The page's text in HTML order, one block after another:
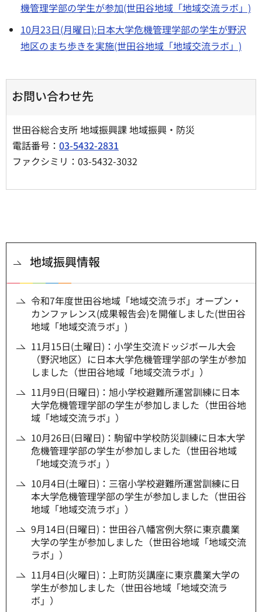
機管理学部の学生が参加(世田谷地域「地域交流ラボ」)
10月23日(月曜日):日本大学危機管理学部の学生が野沢
地区のまち歩きを実施(世田谷地域「地域交流ラボ」)
お問い合わせ先
世田谷総合支所 地域振興課 地域振興・防災
電話番号： 03-5432-2831
ファクシミリ：03-5432-3032
地域振興情報
令和7年度世田谷地域「地域交流ラボ」オープン・
カンファレンス(成果報告会)を開催しました(世田谷
地域「地域交流ラボ」)
11月15日(土曜日)：小学生交流ドッジボール大会
（野沢地区）に日本大学危機管理学部の学生が参加
しました（世田谷地域「地域交流ラボ」）
11月9日(日曜日)：旭小学校避難所運営訓練に日本
大学危機管理学部の学生が参加しました（世田谷地
域「地域交流ラボ」）
10月26日(日曜日)：駒留中学校防災訓練に日本大学
危機管理学部の学生が参加しました（世田谷地域
「地域交流ラボ」）
10月4日(土曜日)：三宿小学校避難所運営訓練に日
本大学危機管理学部の学生が参加しました（世田谷
地域「地域交流ラボ」）
9月14日(日曜日)：世田谷八幡宮例大祭に東京農業
大学の学生が参加しました（世田谷地域「地域交流
ラボ」）
11月4日(火曜日)：上町防災講座に東京農業大学の
学生が参加しました（世田谷地域「地域交流ラ
ボ」）